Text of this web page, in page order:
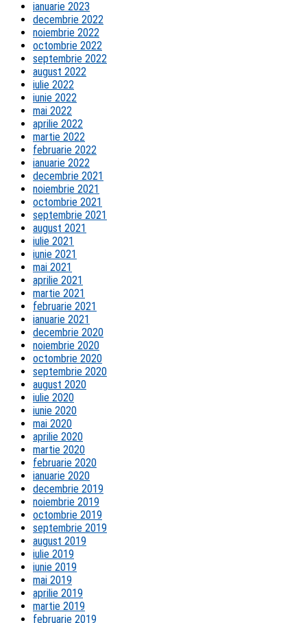
ianuarie 2023
decembrie 2022
noiembrie 2022
octombrie 2022
septembrie 2022
august 2022
iulie 2022
iunie 2022
mai 2022
aprilie 2022
martie 2022
februarie 2022
ianuarie 2022
decembrie 2021
noiembrie 2021
octombrie 2021
septembrie 2021
august 2021
iulie 2021
iunie 2021
mai 2021
aprilie 2021
martie 2021
februarie 2021
ianuarie 2021
decembrie 2020
noiembrie 2020
octombrie 2020
septembrie 2020
august 2020
iulie 2020
iunie 2020
mai 2020
aprilie 2020
martie 2020
februarie 2020
ianuarie 2020
decembrie 2019
noiembrie 2019
octombrie 2019
septembrie 2019
august 2019
iulie 2019
iunie 2019
mai 2019
aprilie 2019
martie 2019
februarie 2019